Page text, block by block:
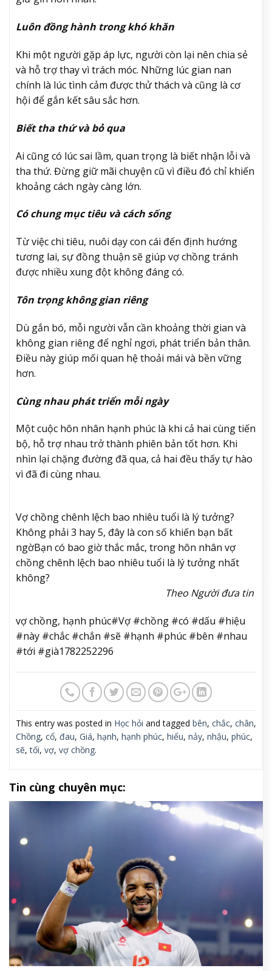
Luôn đồng hành trong khó khăn
Khi một người gặp áp lực, người còn lại nên chia sẻ
và hỗ trợ thay vì trách móc. Những lúc gian nan
chính là lúc tình cảm được thử thách và cũng là cơ
hội để gắn kết sâu sắc hơn.
Biết tha thứ và bỏ qua
Ai cũng có lúc sai lầm, quan trọng là biết nhận lỗi và
tha thứ. Đừng giữ mãi chuyện cũ vì điều đó chỉ khiến
khoảng cách ngày càng lớn.
Có chung mục tiêu và cách sống
Từ việc chi tiêu, nuôi dạy con cái đến định hướng
tương lai, sự đồng thuận sẽ giúp vợ chồng tránh
được nhiều xung đột không đáng có.
Tôn trọng không gian riêng
Dù gắn bó, mỗi người vẫn cần khoảng thời gian và
không gian riêng để nghỉ ngơi, phát triển bản thân.
Điều này giúp mối quan hệ thoải mái và bền vững
hơn.
Cùng nhau phát triển mỗi ngày
Một cuộc hôn nhân hạnh phúc là khi cả hai cùng tiến
bộ, hỗ trợ nhau trở thành phiên bản tốt hơn. Khi
nhìn lại chặng đường đã qua, cả hai đều thấy tự hào
vì đã đi cùng nhau.
Vợ chồng chênh lệch bao nhiêu tuổi là lý tưởng?
Không phải 3 hay 5, đây là con số khiến bạn bất
ngờBạn có bao giờ thắc mắc, trong hôn nhân vợ
chồng chênh lệch bao nhiêu tuổi là lý tưởng nhất
không?
Theo Người đưa tin
vợ chồng, hạnh phúc#Vợ #chồng #có #dấu #hiệu
#này #chắc #chắn #sẽ #hạnh #phúc #bên #nhau
#tới #già1782252296
This entry was posted in Học hỏi and tagged bên, chắc, chân,
Chồng, cổ, đau, Giá, hạnh, hạnh phúc, hiểu, nảy, nhậu, phúc,
sẽ,tối, vợ, vợ chồng.
Tin cùng chuyên mục: